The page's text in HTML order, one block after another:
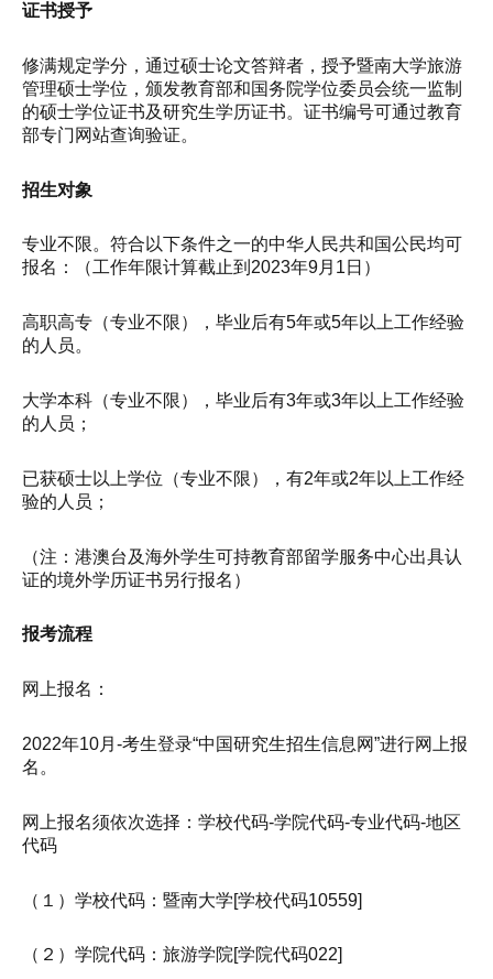
证书授予
修满规定学分，通过硕士论文答辩者，授予暨南大学旅游
管理硕士学位，颁发教育部和国务院学位委员会统一监制
的硕士学位证书及研究生学历证书。证书编号可通过教育
部专门网站查询验证。
招生对象
专业不限。符合以下条件之一的中华人民共和国公民均可
报名：（工作年限计算截止到2023年9月1日）
高职高专（专业不限），毕业后有5年或5年以上工作经验
的人员。
大学本科（专业不限），毕业后有3年或3年以上工作经验
的人员；
已获硕士以上学位（专业不限），有2年或2年以上工作经
验的人员；
（注：港澳台及海外学生可持教育部留学服务中心出具认
证的境外学历证书另行报名）
报考流程
网上报名：
2022年10月-考生登录“中国研究生招生信息网”进行网上报
名。
网上报名须依次选择：学校代码-学院代码-专业代码-地区
代码
（１）学校代码：暨南大学[学校代码10559]
（２）学院代码：旅游学院[学院代码022]